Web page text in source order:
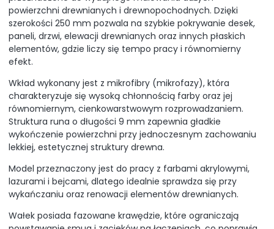
powierzchni drewnianych i drewnopochodnych. Dzięki
szerokości 250 mm pozwala na szybkie pokrywanie desek,
paneli, drzwi, elewacji drewnianych oraz innych płaskich
elementów, gdzie liczy się tempo pracy i równomierny
efekt.
Wkład wykonany jest z mikrofibry (mikrofazy), która
charakteryzuje się wysoką chłonnością farby oraz jej
równomiernym, cienkowarstwowym rozprowadzaniem.
Struktura runa o długości 9 mm zapewnia gładkie
wykończenie powierzchni przy jednoczesnym zachowaniu
lekkiej, estetycznej struktury drewna.
Model przeznaczony jest do pracy z farbami akrylowymi,
lazurami i bejcami, dlatego idealnie sprawdza się przy
wykańczaniu oraz renowacji elementów drewnianych.
Wałek posiada fazowane krawędzie, które ograniczają